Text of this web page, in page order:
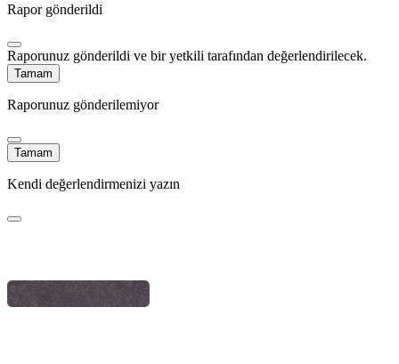
Rapor gönderildi
Raporunuz gönderildi ve bir yetkili tarafından değerlendirilecek.
Tamam
Raporunuz gönderilemiyor
Tamam
Kendi değerlendirmenizi yazın